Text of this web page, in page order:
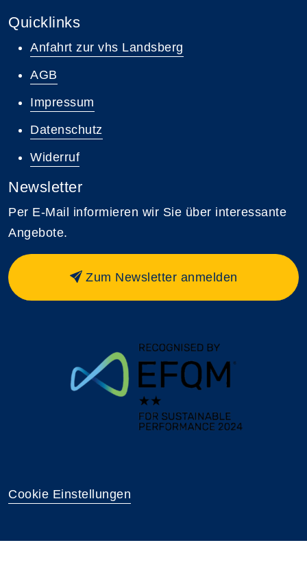
Quicklinks
Anfahrt zur vhs Landsberg
AGB
Impressum
Datenschutz
Widerruf
Newsletter
Per E-Mail informieren wir Sie über interessante
Angebote.
Zum Newsletter anmelden
Cookie Einstellungen